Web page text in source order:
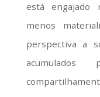
está engajado
menos
perspectiva a